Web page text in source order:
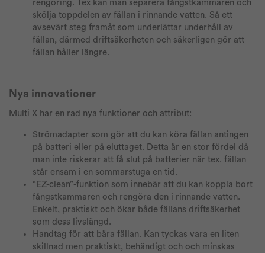
rengöring. Tex kan man separera fångstkammaren och
skölja toppdelen av fällan i rinnande vatten. Så ett
avsevärt steg framåt som underlättar underhåll av
fällan, därmed driftsäkerheten och säkerligen gör att
fällan håller längre.
Nya innovationer
Multi X har en rad nya funktioner och attribut:
Strömadapter som gör att du kan köra fällan antingen
på batteri eller på eluttaget. Detta är en stor fördel då
man inte riskerar att få slut på batterier när tex. fällan
står ensam i en sommarstuga en tid.
“EZ-clean”-funktion som innebär att du kan koppla bort
fångstkammaren och rengöra den i rinnande vatten.
Enkelt, praktiskt och ökar både fällans driftsäkerhet
som dess livslängd.
Handtag för att bära fällan. Kan tyckas vara en liten
skillnad men praktiskt, behändigt och och minskas